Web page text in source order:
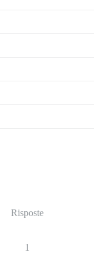
Risposte
1